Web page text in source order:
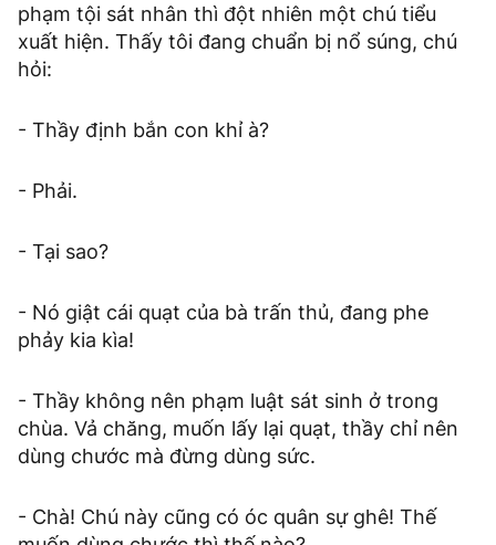
phạm tội sát nhân thì đột nhiên một chú tiểu
xuất hiện. Thấy tôi đang chuẩn bị nổ súng, chú
hỏi:
- Thầy định bắn con khỉ à?
- Phải.
- Tại sao?
- Nó giật cái quạt của bà trấn thủ, đang phe
phảy kia kìa!
- Thầy không nên phạm luật sát sinh ở trong
chùa. Vả chăng, muốn lấy lại quạt, thầy chỉ nên
dùng chước mà đừng dùng sức.
- Chà! Chú này cũng có óc quân sự ghê! Thế